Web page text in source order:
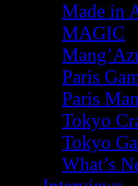
Made in
MAGIC
Paris
Paris
Tokyo
Tokyo
What’s